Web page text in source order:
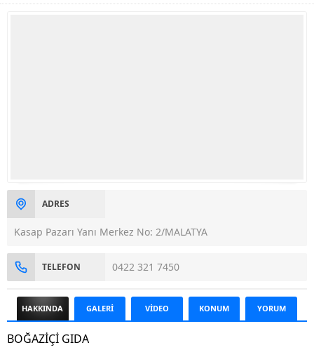
ADRES
Kasap Pazarı Yanı Merkez No: 2/MALATYA
TELEFON 0422 321 7450
HAKKINDA GALERİ VİDEO KONUM YORUM
BOĞAZİÇİ GIDA